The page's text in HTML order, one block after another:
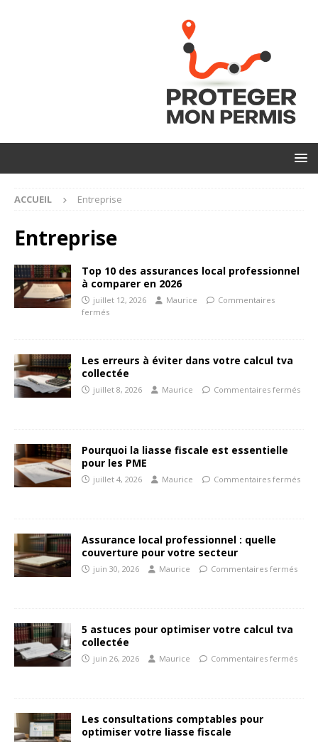
ACCUEIL Entreprise
Entreprise
Top 10 des assurances local professionnel
à comparer en 2026
juillet 12, 2026 Maurice
Commentaires
fermés
Les erreurs à éviter dans votre calcul tva
collectée
juillet 8, 2026 Maurice Commentaires fermés
Pourquoi la liasse fiscale est essentielle
pour les PME
juillet 4, 2026 Maurice Commentaires fermés
Assurance local professionnel : quelle
couverture pour votre secteur
juin 30, 2026 Maurice Commentaires fermés
5 astuces pour optimiser votre calcul tva
collectée
juin 26, 2026 Maurice Commentaires fermés
Les consultations comptables pour
optimiser votre liasse fiscale